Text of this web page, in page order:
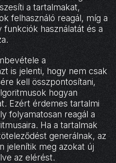
a tartalmakat,
felhasználó reagál, míg a
funkciók használatát és a
a
is jelenti, hogy nem csak
kell összpontosítani,
hogyan
Ezért érdemes tartalmi
folyamatosan reagál a
Ha a tartalmak
generálnak, az
jelenítik meg azokat új
az elérést.